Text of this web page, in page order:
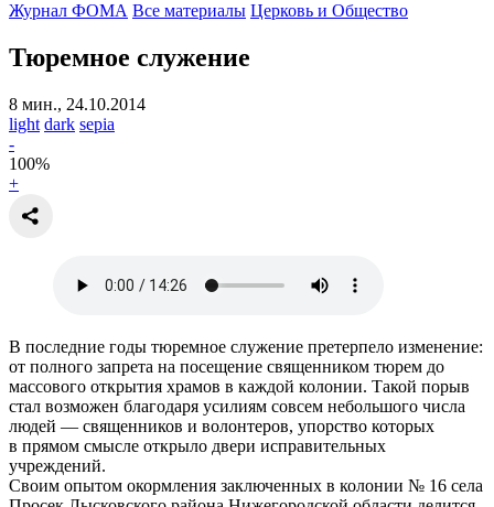
Журнал ФОМА Все материалы Церковь и Общество
Тюремное служение
8 мин., 24.10.2014
light dark sepia
-
100%
+
В последние годы тюремное служение претерпело изменение:
от полного запрета на посещение священником тюрем до
массового открытия храмов в каждой колонии. Такой порыв
стал возможен благодаря усилиям совсем небольшого числа
людей — священников и волонтеров, упорство которых
в прямом смысле открыло двери исправительных
учреждений.
Своим опытом окормления заключенных в колонии № 16 села